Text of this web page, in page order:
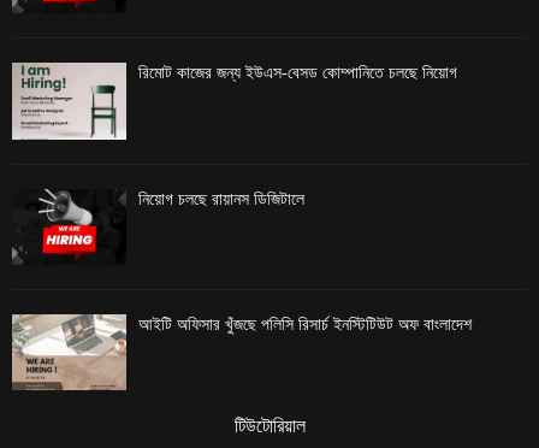
রিমোট কাজের জন্য ইউএস-বেসড কোম্পানিতে চলছে নিয়োগ
নিয়োগ চলছে রায়ানস ডিজিটালে
আইটি অফিসার খুঁজছে পলিসি রিসার্চ ইনস্টিটিউট অফ বাংলাদেশ
টিউটোরিয়াল